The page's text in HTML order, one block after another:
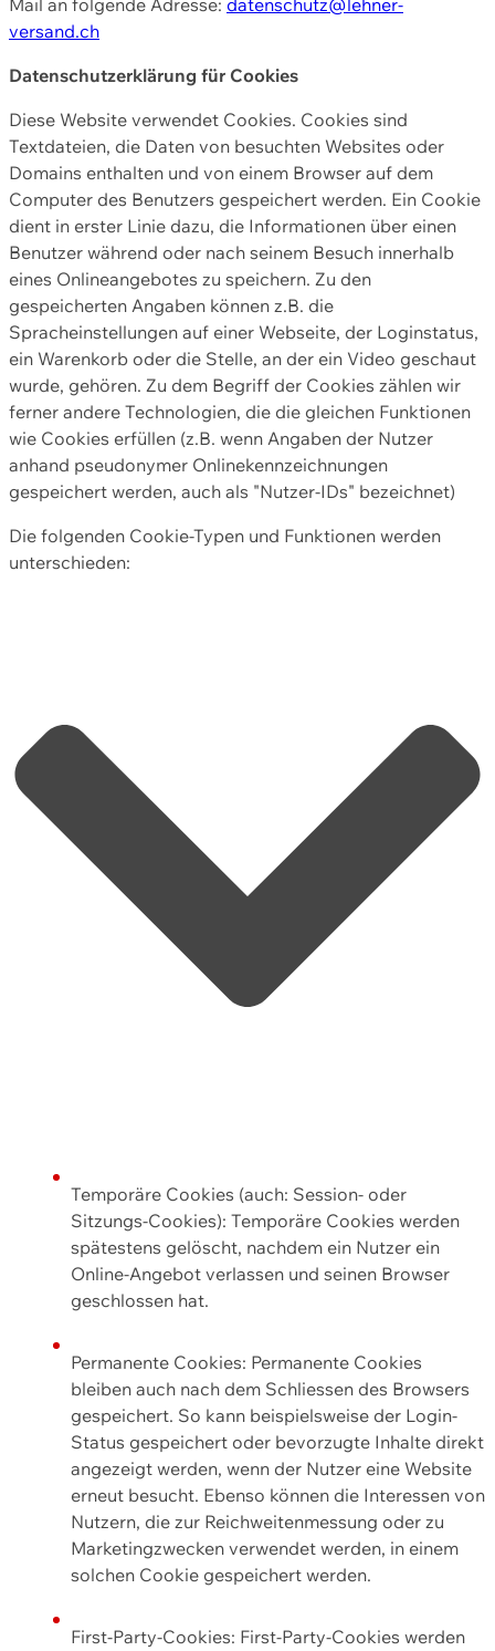
versand.ch
Datenschutzerklärung für Cookies
Diese Website verwendet Cookies. Cookies sind
Textdateien, die Daten von besuchten Websites oder
Domains enthalten und von einem Browser auf dem
Computer des Benutzers gespeichert werden. Ein Cookie
dient in erster Linie dazu, die Informationen über einen
Benutzer während oder nach seinem Besuch innerhalb
eines Onlineangebotes zu speichern. Zu den
gespeicherten Angaben können z.B. die
Spracheinstellungen auf einer Webseite, der Loginstatus,
ein Warenkorb oder die Stelle, an der ein Video geschaut
wurde, gehören. Zu dem Begriff der Cookies zählen wir
ferner andere Technologien, die die gleichen Funktionen
wie Cookies erfüllen (z.B. wenn Angaben der Nutzer
anhand pseudonymer Onlinekennzeichnungen
gespeichert werden, auch als "Nutzer-IDs" bezeichnet)
Die folgenden Cookie-Typen und Funktionen werden
unterschieden:
Temporäre Cookies (auch: Session- oder
Sitzungs-Cookies): Temporäre Cookies werden
spätestens gelöscht, nachdem ein Nutzer ein
Online-Angebot verlassen und seinen Browser
geschlossen hat.
Permanente Cookies: Permanente Cookies
bleiben auch nach dem Schliessen des Browsers
gespeichert. So kann beispielsweise der Login-
Status gespeichert oder bevorzugte Inhalte direkt
angezeigt werden, wenn der Nutzer eine Website
erneut besucht. Ebenso können die Interessen von
Nutzern, die zur Reichweitenmessung oder zu
Marketingzwecken verwendet werden, in einem
solchen Cookie gespeichert werden.
First-Party-Cookies: First-Party-Cookies werden